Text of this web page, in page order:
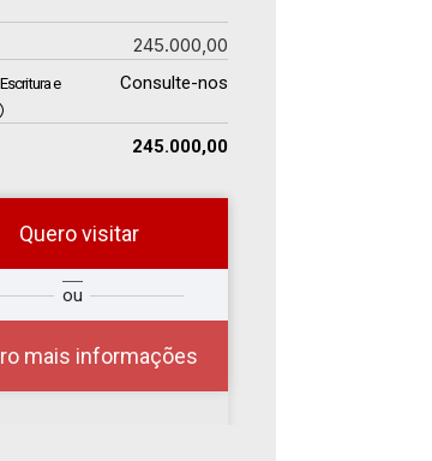
245.000,00
e
Consulte-nos
245.000,00
Quero visitar
ou
mais informações
o melhor dia e
para você?